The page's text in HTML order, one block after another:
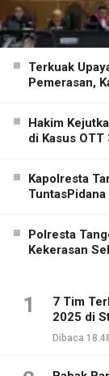
Terkuak
Pemerasan,
Hakim
di Kasus OTT
Kapolresta
Polresta
Kekerasan
1
7 Tim
2025 di
Dibaca